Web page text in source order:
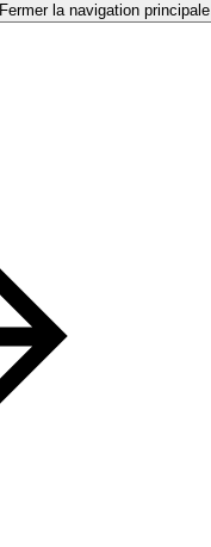
Fermer la navigation principale